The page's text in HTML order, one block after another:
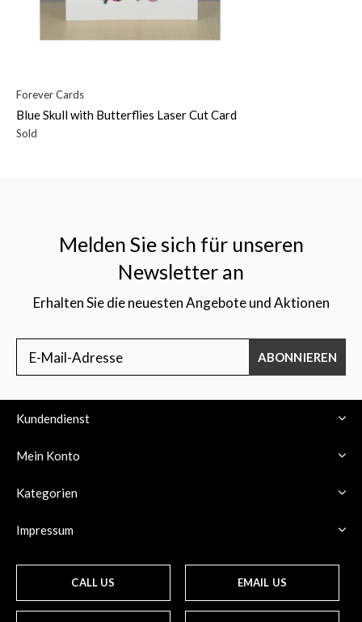
Forever Cards
Blue Skull with Butterflies Laser Cut Card
Sold
Melden Sie sich für unseren
Newsletter an
Erhalten Sie die neuesten Angebote und Aktionen
ABONNIEREN
Kundendienst
Mein Konto
Kategorien
Impressum
CALL US EMAIL US